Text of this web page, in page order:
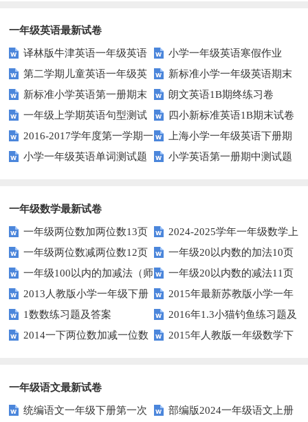
一年级英语最新试卷
译林版牛津英语一年级英语
1AB测试卷
小学一年级英语寒假作业
第二学期儿童英语一年级英
语期末试卷
新标准小学一年级英语期末
质量检测题
新标准小学英语第一册期末
测试题
朗文英语1B期终练习卷
一年级上学期英语句型测试
题
四小新标准英语1B期末试卷
2016-2017学年度第一学期一
起一年级英语期中试卷
上海小学一年级英语下册期
中试卷
小学一年级英语单词测试题 小学英语第一册期中测试题
一年级数学最新试卷
一年级两位数加两位数13页
2024-2025学年一年级数学上
册期末素养测评卷（考试版A4
人教版）
一年级两位数减两位数12页
一年级20以内数的加法10页
一年级100以内的加减法（师
版）
一年级20以内数的减法11页
2013人教版小学一年级下册
第三单元整理与复习（一）练习
题
2015年最新苏教版小学一年
级数学下册第一次月考试卷
1数数练习题及答案
2016年1.3小猫钓鱼练习题及
答案
2014一下两位数加减一位数
2015年人教版一年级数学下
一年级语文最新试卷
统编语文一年级下册第一次 部编版2024一年级语文上册